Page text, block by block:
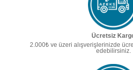
Ücretsiz
2.000₺ ve üzeri alışverişlerinizde
edebilirsiniz.